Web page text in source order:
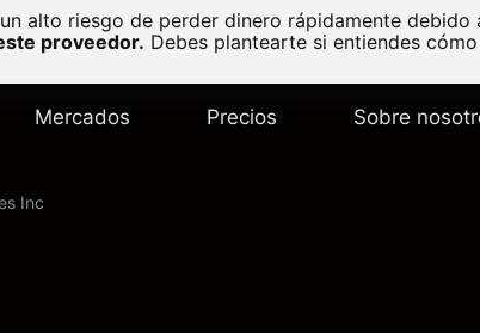
alto riesgo de perder dinero rápidamente debido
proveedor. Debes plantearte si entiendes
Mercados Precios Sobre
Inc